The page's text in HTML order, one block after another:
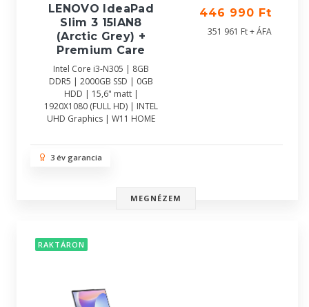
LENOVO IdeaPad
Slim 3 15IAN8
(Arctic Grey) +
Premium Care
Intel Core i3-N305 | 8GB
DDR5 | 2000GB SSD | 0GB
HDD | 15,6" matt |
1920X1080 (FULL HD) | INTEL
UHD Graphics | W11 HOME
446 990 Ft
351 961 Ft + ÁFA
3 év garancia
MEGNÉZEM
RAKTÁRON